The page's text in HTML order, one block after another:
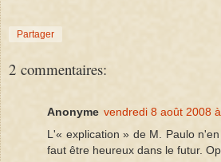
Partager
2 commentaires:
Anonyme vendredi 8 août 2008
L'« explication » de M. Paulo
faut être heureux dans le futur.